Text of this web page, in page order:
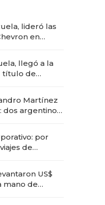
lideró las
en
llegó a la
título de
Martínez
dos argentinos
por
de
experiencias
US$
mano de